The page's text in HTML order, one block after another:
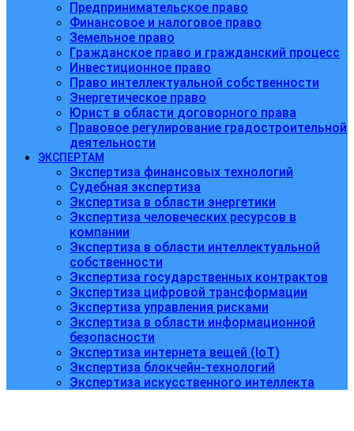
Предпринимательское право
Финансовое и налоговое право
Земельное право
Гражданское право и гражданский процесс
Инвестиционное право
Право интеллектуальной собственности
Энергетическое право
Юрист в области договорного права
Правовое регулирование градостроительной
деятельности
ЭКСПЕРТАМ
Экспертиза финансовых технологий
Судебная экспертиза
Экспертиза в области энергетики
Экспертиза человеческих ресурсов в
компании
Экспертиза в области интеллектуальной
собственности
Экспертиза государственных контрактов
Экспертиза цифровой трансформации
Экспертиза управления рисками
Экспертиза в области информационной
безопасности
Экспертиза интернета вещей (IoT)
Экспертиза блокчейн-технологий
Экспертиза искусственного интеллекта